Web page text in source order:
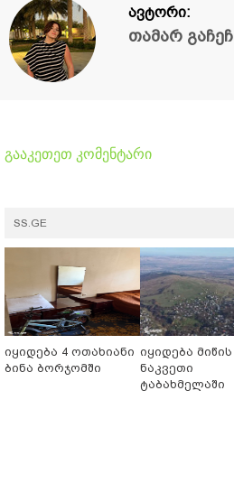
ავტორი:
თამარ
გააკეთეთ კომენტარი
SS.GE
იყიდება 4 ოთახიანი
ბინა ბორჯომში
იყიდება მიწის
ნაკვეთი
ტაბახმელაში